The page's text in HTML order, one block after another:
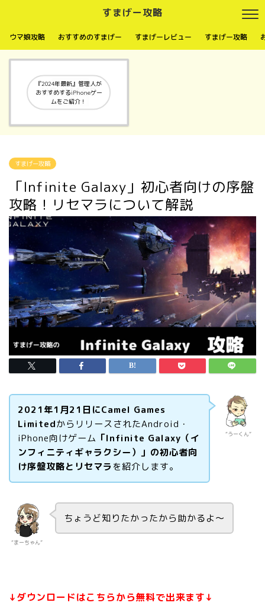
すまげー攻略
ウマ娘攻略 おすすめのすまげー すまげーレビュー すまげー攻略
『2024年最新』管理人が
おすすめするiPhoneゲー
ムをご紹介！
すまげー攻略
「Infinite Galaxy」初心者向けの序盤
攻略！リセマラについて解説
“うーくん”
2021 年1 月21 日 にCamel Games
LimitedからリリースされたAndroid・
iPhone向けゲーム 「Infinite Galaxy（イ
ンフィニティギャラクシー）」の初心者向
け序盤攻略とリセマラ を紹介します。
“まーちゃん”
ちょうど知りたかったから助かるよ〜
↓ダウンロードはこちらから無料で出来ます↓